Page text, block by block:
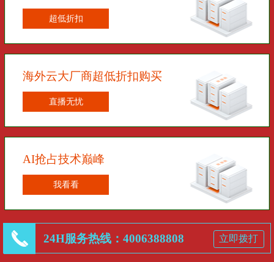
超低折扣
海外云大厂商超低折扣购买
直播无忧
AI抢占技术巅峰
我看看
24H服务热线：4006388808 立即拨打